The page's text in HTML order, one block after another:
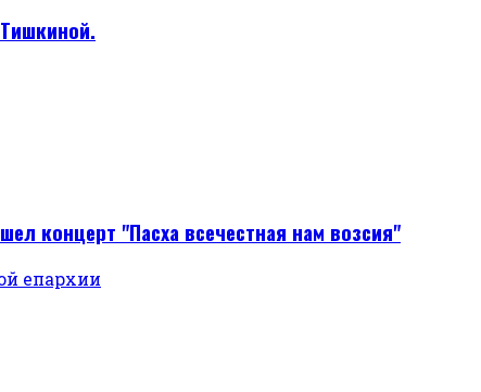
концерт "Пасха всечестная нам возсия"
епархии